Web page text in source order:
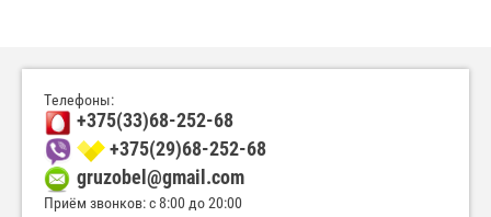
Телефоны:
+375(33)68-252-68
+375(29)68-252-68
gruzobel@gmail.com
Приём звонков: с 8:00 до 20:00